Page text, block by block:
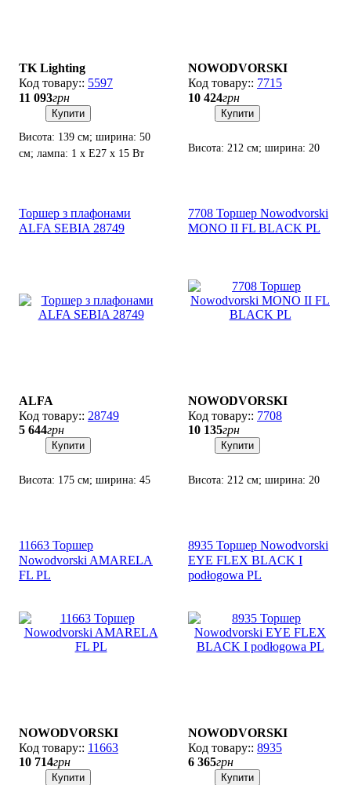
TK Lighting
5597
11 093грн
Купити
Висота: 139 см; ширина: 50
см; лампа: 1 х Е27 х 15 Вт
NOWODVORSKI
7715
10 424грн
Купити
Висота: 212 см; ширина: 20
Торшер з плафонами
ALFA SEBIA 28749
ALFA
28749
5 644грн
Купити
Висота: 175 см; ширина: 45
7708 Торшер Nowodvorski
MONO II FL BLACK PL
NOWODVORSKI
7708
10 135грн
Купити
Висота: 212 см; ширина: 20
11663 Торшер
Nowodvorski AMARELA
FL PL
NOWODVORSKI
11663
10 714грн
Купити
8935 Торшер Nowodvorski
EYE FLEX BLACK I
podłogowa PL
NOWODVORSKI
8935
6 365грн
Купити